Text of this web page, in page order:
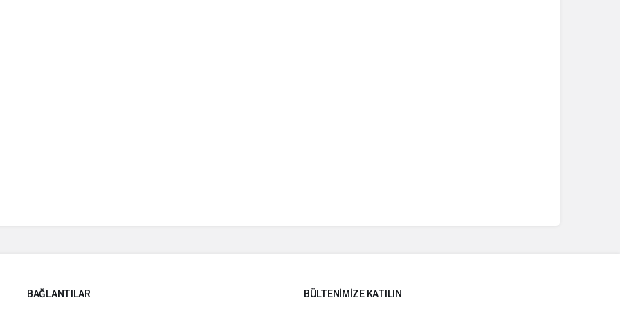
BAĞLANTILAR BÜLTENIMIZE KATILIN